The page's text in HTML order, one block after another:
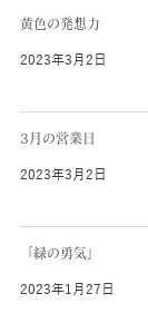
黄色の発想力
2023年3月2日
3月の営業日
2023年3月2日
「緑の勇気」
2023年1月27日